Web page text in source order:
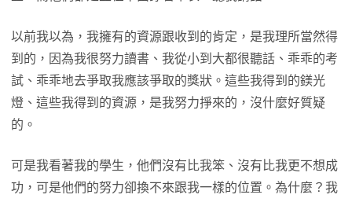
以前我以為，我擁有的資源跟收到的肯定，是我理所當然得
到的，因為我很努力讀書、我從小到大都很聽話、乖乖的考
試、乖乖地去爭取我應該爭取的獎狀。這些我得到的鎂光
燈、這些我得到的資源，是我努力掙來的，沒什麼好質疑
的。
可是我看著我的學生，他們沒有比我笨、沒有比我更不想成
功，可是他們的努力卻換不來跟我一樣的位置。為什麼？我